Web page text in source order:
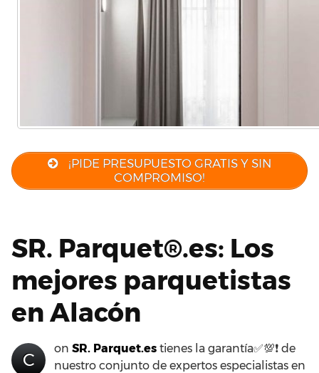
¡PIDE PRESUPUESTO GRATIS Y SIN
COMPROMISO!
SR. Parquet®.es: Los
mejores parquetistas
en Alacón
C
on SR. Parquet.es tienes la garantía✅💯❗ de
nuestro conjunto de expertos especialistas en